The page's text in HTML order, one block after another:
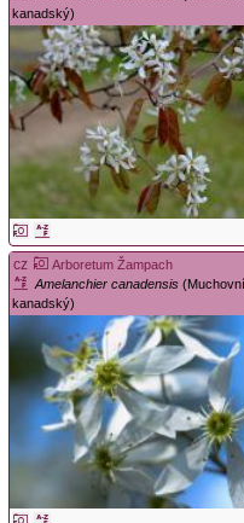
kanadský)
cz
Arboretum Žampach
Amelanchier canadensis
kanadský)